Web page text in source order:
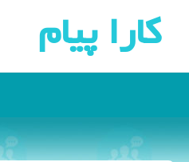
كارا پیام